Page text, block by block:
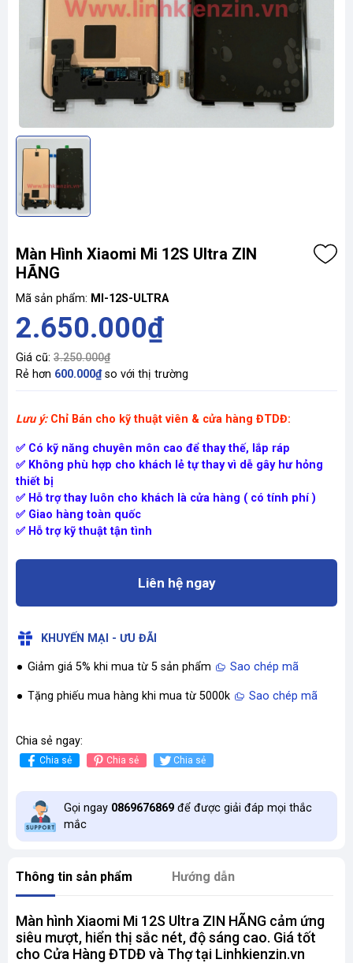
Màn Hình Xiaomi Mi 12S Ultra ZIN
HÃNG
Mã sản phẩm: MI-12S-ULTRA
2.650.000₫
Giá cũ: 3.250.000₫
Rẻ hơn 600.000₫so với thị trường
Lưu ý: Chỉ Bán cho kỹ thuật viên & cửa hàng ĐTDĐ:
✅ Có kỹ năng chuyên môn cao để thay thế, lắp ráp
✅ Không phù hợp cho khách lẻ tự thay vì dễ gây hư hỏng
thiết bị
✅ Hỗ trợ thay luôn cho khách là cửa hàng ( có tính phí )
✅ Giao hàng toàn quốc
✅ Hỗ trợ kỹ thuật tận tình
Liên hệ ngay
KHUYẾN MẠI - ƯU ĐÃI
Giảm giá 5% khi mua từ 5 sản phẩm Sao chép mã
Tặng phiếu mua hàng khi mua từ 5000k Sao chép mã
Chia sẻ ngay:
Chia sẻ Chia sẻ Chia sẻ
Gọi ngay 0869676869 để được giải đáp mọi thắc
mắc
Thông tin sản phẩm Hướng dẫn
Màn hình Xiaomi Mi 12S Ultra ZIN HÃNG cảm ứng
siêu mượt, hiển thị sắc nét, độ sáng cao. Giá tốt
cho Cửa Hàng ĐTDĐ và Thợ tại Linhkienzin.vn